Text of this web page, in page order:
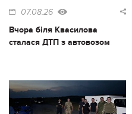
07.08.26
Вчора біля Квасилова
сталася ДТП з автовозом